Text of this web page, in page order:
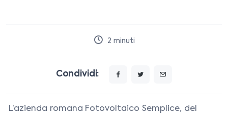
2 minuti
Condividi:
L’azienda romana Fotovoltaico Semplice, del